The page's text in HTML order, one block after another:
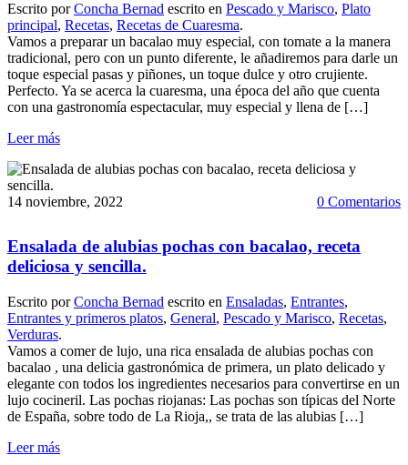
Escrito porConcha Bernad escrito en Pescado y Marisco, Plato
principal, Recetas, Recetas de Cuaresma.
Vamos a preparar un bacalao muy especial, con tomate a la manera
tradicional, pero con un punto diferente, le añadiremos para darle un
toque especial pasas y piñones, un toque dulce y otro crujiente.
Perfecto. Ya se acerca la cuaresma, una época del año que cuenta
con una gastronomía espectacular, muy especial y llena de […]
Leer más
14 noviembre, 2022 0 Comentarios
Ensalada de alubias pochas con bacalao, receta
deliciosa y sencilla.
Escrito porConcha Bernad escrito en Ensaladas, Entrantes,
Entrantes y primeros platos, General, Pescado y Marisco, Recetas,
Verduras.
Vamos a comer de lujo, una rica ensalada de alubias pochas con
bacalao , una delicia gastronómica de primera, un plato delicado y
elegante con todos los ingredientes necesarios para convertirse en un
lujo cocineril. Las pochas riojanas: Las pochas son típicas del Norte
de España, sobre todo de La Rioja,, se trata de las alubias […]
Leer más